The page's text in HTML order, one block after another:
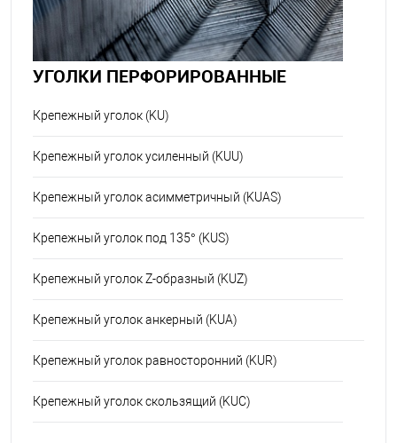
УГОЛКИ ПЕРФОРИРОВАННЫЕ
Крепежный уголок (KU)
Крепежный уголок усиленный (KUU)
Крепежный уголок асимметричный (KUAS)
Крепежный уголок под 135° (KUS)
Крепежный уголок Z-образный (KUZ)
Крепежный уголок анкерный (KUA)
Крепежный уголок равносторонний (KUR)
Крепежный уголок скользящий (KUC)